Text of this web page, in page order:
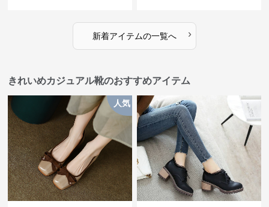
新着アイテムの一覧へ ›
きれいめカジュアル靴のおすすめアイテム
人気